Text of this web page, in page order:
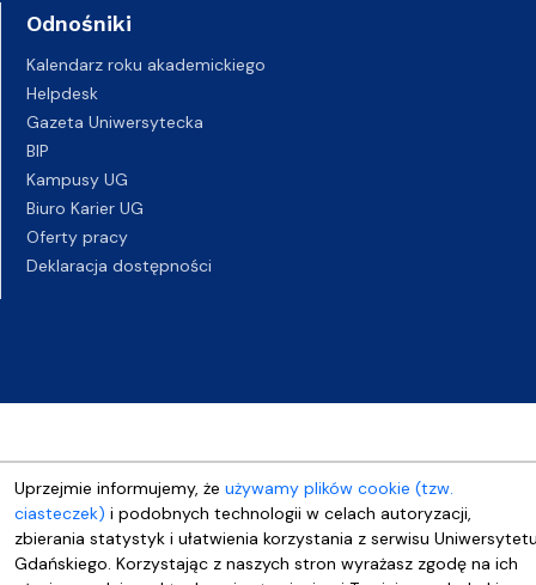
Uprzejmie informujemy, że używamy plików cookie (tzw.
ciasteczek) i podobnych technologii w celach autoryzacji,
zbierania statystyk i ułatwienia korzystania z serwisu
Gdańskiego. Korzystając z naszych stron wyrażasz zgodę na ich
Odnośniki
Kalendarz roku akademickiego
Helpdesk
Gazeta Uniwersytecka
BIP
Kampusy UG
Biuro Karier UG
Oferty pracy
Deklaracja dostępności